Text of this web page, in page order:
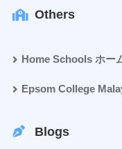
Others
Home Schools ホー
Epsom College
Blogs